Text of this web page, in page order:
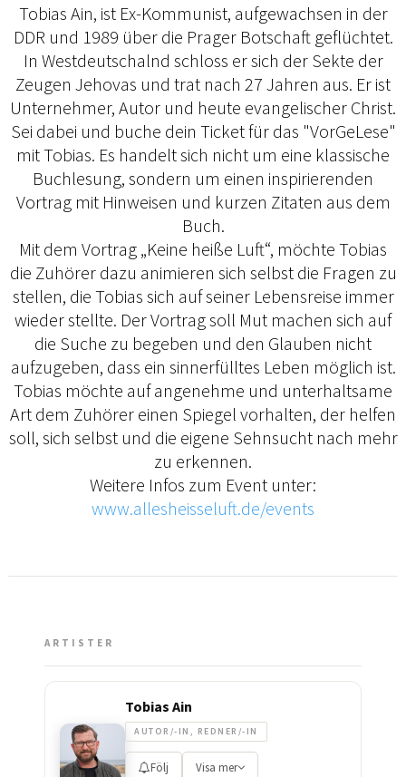
Tobias Ain, ist Ex-Kommunist, aufgewachsen in der
DDR und 1989 über die Prager Botschaft geflüchtet.
In Westdeutschalnd schloss er sich der Sekte der
Zeugen Jehovas und trat nach 27 Jahren aus. Er ist
Unternehmer, Autor und heute evangelischer Christ.
Sei dabei und buche dein Ticket für das "VorGeLese"
mit Tobias. Es handelt sich nicht um eine klassische
Buchlesung, sondern um einen inspirierenden
Vortrag mit Hinweisen und kurzen Zitaten aus dem
Buch.
Mit dem Vortrag „Keine heiße Luft“, möchte Tobias
die Zuhörer dazu animieren sich selbst die Fragen zu
stellen, die Tobias sich auf seiner Lebensreise immer
wieder stellte. Der Vortrag soll Mut machen sich auf
die Suche zu begeben und den Glauben nicht
aufzugeben, dass ein sinnerfülltes Leben möglich ist.
Tobias möchte auf angenehme und unterhaltsame
Art dem Zuhörer einen Spiegel vorhalten, der helfen
soll, sich selbst und die eigene Sehnsucht nach mehr
zu erkennen.
Weitere Infos zum Event unter:
www.allesheisseluft.de/events
ARTISTER
Tobias Ain
AUTOR/-IN, REDNER/-IN
Följ Visa mer